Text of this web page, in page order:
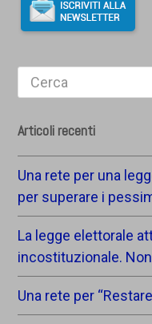
Search
Articoli recenti
Una rete per una
per superare i
La legge elettorale
incostituzionale.
Una rete per